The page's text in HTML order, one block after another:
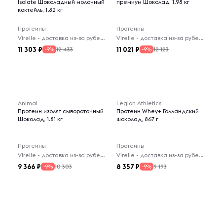
Isolate Шоколадный молочный
коктейль, 1.82 кг
Протеины
Virelle - доставка из-за рубежа
11 303 -9% 12 433
премиум Шоколад, 1.98 кг
Протеины
Virelle - доставка из-за рубежа
11 021 -9% 12 123
Animal
Протеин изолят сывороточный
Шоколад, 1.81 кг
Протеины
Virelle - доставка из-за рубежа
9 366 -9% 10 303
Legion Athletics
Протеин Whey+ Голландский
шоколад, 867 г
Протеины
Virelle - доставка из-за рубежа
8 357 -9% 9 193